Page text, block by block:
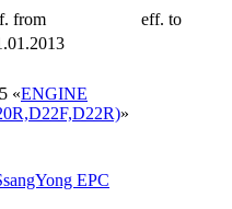
from
eff. to
«ENGINE
»
EPC